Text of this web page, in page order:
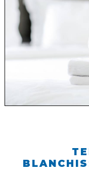
TEINTURERIE